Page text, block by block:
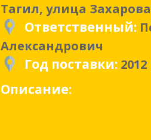
Тагил, улица
Ответственный:
Александрович
Год поставки: 2012
Описание: